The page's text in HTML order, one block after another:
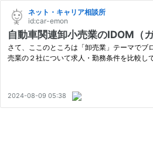
ネット・キャリア相談所
id:car-emon
自動車関連卸小売業のIDOM（
さて、ここのところは「卸売業」テーマで
売業の２社について求人・勤務条件を比較
2024-08-09 05:38